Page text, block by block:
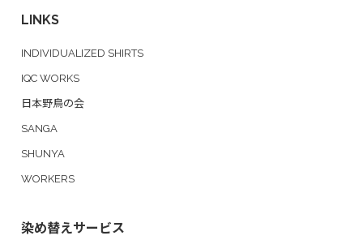
LINKS
INDIVIDUALIZED SHIRTS
IQC WORKS
日本野鳥の会
SANGA
SHUNYA
WORKERS
染め替えサービス